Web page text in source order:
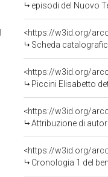
episodi del Nuovo
<https://w3id.org/
Scheda
<https://w3id.org/
Piccini Elisabetto
<https://w3id.org/
Attribuzione di
<https://w3id.org/
Cronologia 1 del